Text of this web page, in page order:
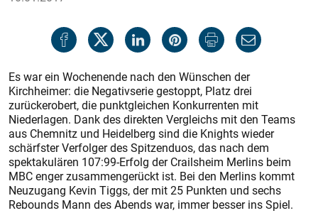
Es war ein Wochenende nach den Wünschen der
Kirchheimer: die Negativserie gestoppt, Platz drei
zurückerobert, die punktgleichen Konkurrenten mit
Niederlagen. Dank des direkten Vergleichs mit den Teams
aus Chemnitz und Heidelberg sind die Knights wieder
schärfster Verfolger des Spitzenduos, das nach dem
spektakulären 107:99-Erfolg der Crailsheim Merlins beim
MBC enger zusammengerückt ist. Bei den Merlins kommt
Neuzugang Kevin Tiggs, der mit 25 Punkten und sechs
Rebounds Mann des Abends war, immer besser ins Spiel.